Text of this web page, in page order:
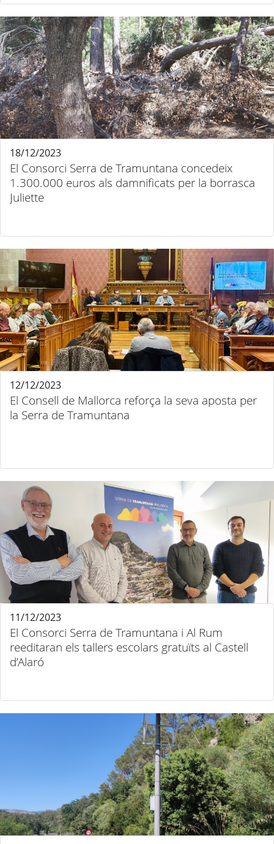
El Consorci Serra de Tramuntana concedeix
1.300.000 euros als damnificats per la borrasca
Juliette
18/12/2023
El Consell de Mallorca reforça la seva aposta per
la Serra de Tramuntana
12/12/2023
El Consorci Serra de Tramuntana i Al Rum
reeditaran els tallers escolars gratuïts al Castell
d’Alaró
11/12/2023